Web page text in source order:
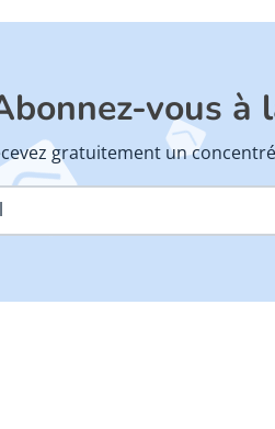
vous à
gratuitement un